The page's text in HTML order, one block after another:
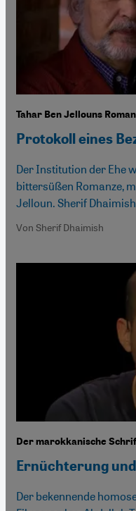
Tahar Ben Jellouns
Protokoll eines
Der Institution der Ehe
bittersüßen Romanze,
Jelloun. Sherif
Von Sherif Dhaimish
Der marokkanische
Ernüchterung
Der bekennende